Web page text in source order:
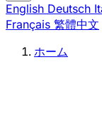
English Deutsch
Français 繁體中文
ホーム